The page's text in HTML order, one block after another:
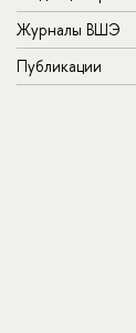
Журналы ВШЭ
Публикации